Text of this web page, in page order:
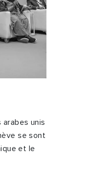
arabes unis
se sont
et le